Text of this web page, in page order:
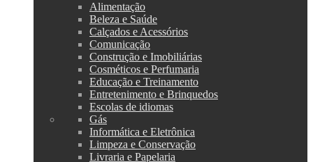
Alimentação
Beleza e Saúde
Calçados e Acessórios
Comunicação
Construção e Imobiliárias
Cosméticos e Perfumaria
Educação e Treinamento
Entretenimento e Brinquedos
Escolas de idiomas
Gás
Informática e Eletrônica
Limpeza e Conservação
Livraria e Papelaria